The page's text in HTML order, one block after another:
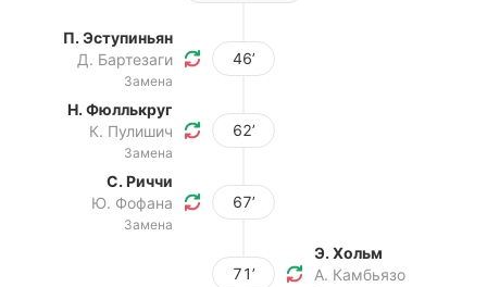
П. Эступиньян
Д. Бартезаги
Замена
46’
Н. Фюллькруг
К. Пулишич
Замена
62’
С. Риччи
Ю. Фофана
Замена
67’
71’
Э. Хольм
А. Камбьязо